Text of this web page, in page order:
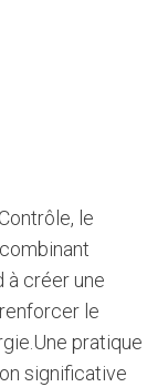
le
à créer une
le
pratique
significative